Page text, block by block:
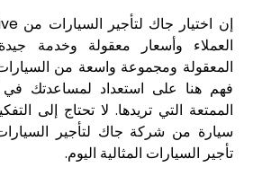
العملاء وأسعار معقولة وخدمة
المعقولة ومجموعة واسعة من السيارات
فهم هنا على استعداد لمساعدتك
الممتعة التي تريدها. لا تحتاج إلى
سيارة من شركة جاك لتأجير
تأجير السيارات المثالية اليوم.